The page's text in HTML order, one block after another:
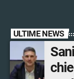
ULTIME NEWS